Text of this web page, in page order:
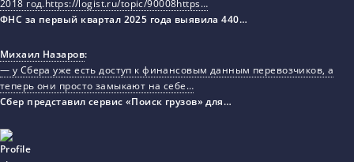
2018 год.https://logist.ru/topic/90008https…
ФНС за первый квартал 2025 года выявила 440…
Михаил Назаров:
— у Сбера уже есть доступ к финансовым данным перевозчиков, а
теперь они просто замыкают на себе…
Сбер представил сервис «Поиск грузов» для…